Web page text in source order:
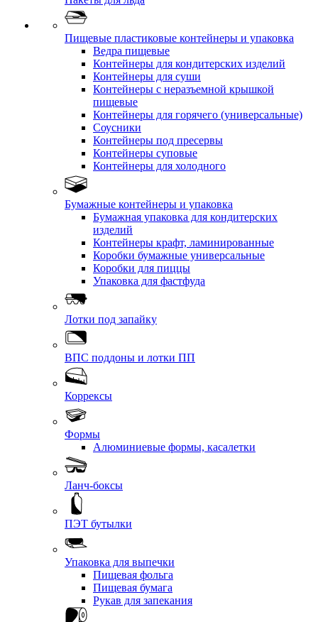
Пищевые пластиковые контейнеры и упаковка
Ведра пищевые
Контейнеры для кондитерских изделий
Контейнеры для суши
Контейнеры с неразъемной крышкой
пищевые
Контейнеры для горячего (универсальные)
Соусники
Контейнеры под пресервы
Контейнеры суповые
Контейнеры для холодного
Бумажные контейнеры и упаковка
Бумажная упаковка для кондитерских
изделий
Контейнеры крафт, ламинированные
Коробки бумажные универсальные
Коробки для пиццы
Упаковка для фастфуда
Лотки под запайку
ВПС поддоны и лотки ПП
Коррексы
Формы
Алюминиевые формы, касалетки
Ланч-боксы
ПЭТ бутылки
Упаковка для выпечки
Пищевая фольга
Пищевая бумага
Рукав для запекания